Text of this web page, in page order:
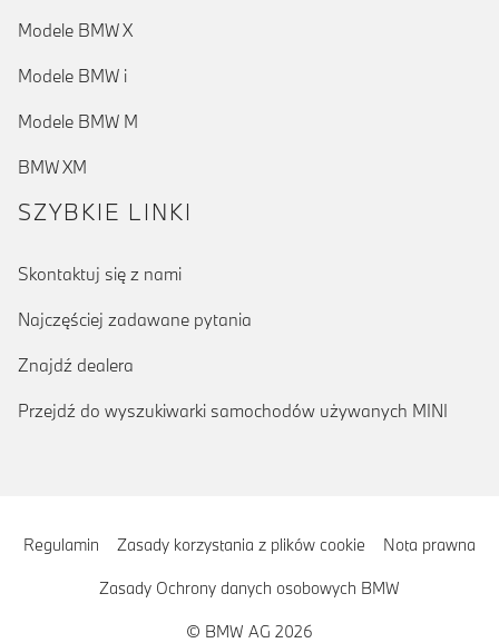
Modele BMW X
Modele BMW i
Modele BMW M
BMW XM
SZYBKIE LINKI
Skontaktuj się z nami
Najczęściej zadawane pytania
Znajdź dealera
Przejdź do wyszukiwarki samochodów używanych MINI
Regulamin Zasady korzystania z plików cookie Nota prawna
Zasady Ochrony danych osobowych BMW
© BMW AG 2026